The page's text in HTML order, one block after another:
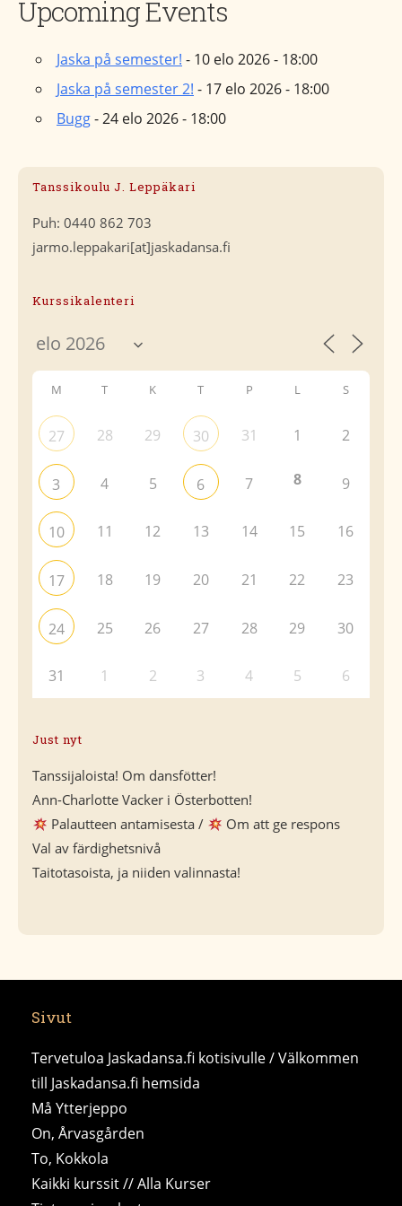
Upcoming Events
Jaska på semester! - 10 elo 2026 - 18:00
Jaska på semester 2! - 17 elo 2026 - 18:00
Bugg- 24 elo 2026 - 18:00
Tanssikoulu J. Leppäkari
Puh: 0440 862 703
jarmo.leppakari[at]jaskadansa.fi
Kurssikalenteri
M T K T P L S
27 28 29 30 31 1 2
3 4 5 6 7 8 9
10 11 12 13 14 15 16
17 18 19 20 21 22 23
24 25 26 27 28 29 30
31 1 2 3 4 5 6
Just nyt
Tanssijaloista! Om dansfötter!
Ann-Charlotte Vacker i Österbotten!
Palautteen antamisesta /
Om att ge respons
Val av färdighetsnivå
Taitotasoista, ja niiden valinnasta!
Sivut
Tervetuloa Jaskadansa.fi kotisivulle / Välkommen
till Jaskadansa.fi hemsida
Må Ytterjeppo
On, Årvasgården
To, Kokkola
Kaikki kurssit // Alla Kurser